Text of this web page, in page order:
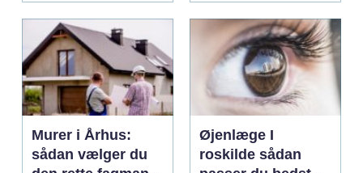
Murer i Århus:
sådan vælger du
Øjenlæge I
roskilde sådan